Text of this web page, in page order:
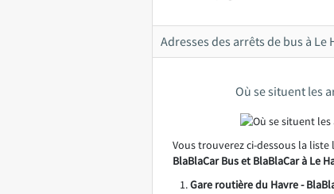
Adresses des arrêts de bus à Le
Où se situent les
Vous trouverez ci-dessous la liste
BlaBlaCar Bus et BlaBlaCar à Le
Gare routière du Havre -